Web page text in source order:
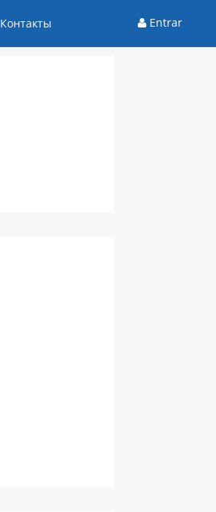
Контакты Entrar